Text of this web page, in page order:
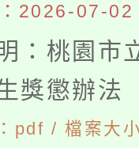
：2026-07-
：桃園市
獎懲辦法
pdf / 檔案大